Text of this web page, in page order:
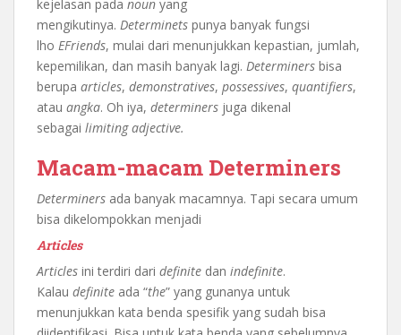
kejelasan pada noun yang
mengikutinya. Determinets punya banyak fungsi
lho EFriends, mulai dari menunjukkan kepastian, jumlah,
kepemilikan, dan masih banyak lagi. Determiners bisa
berupa articles, demonstratives, possessives, quantifiers,
atau angka. Oh iya, determiners juga dikenal
sebagai limiting adjective.
Macam-macam Determiners
Determiners ada banyak macamnya. Tapi secara umum
bisa dikelompokkan menjadi
Articles
Articles ini terdiri dari definite dan indefinite.
Kalau definite ada “the” yang gunanya untuk
menunjukkan kata benda spesifik yang sudah bisa